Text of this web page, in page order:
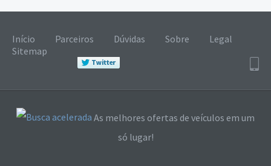
Início Parceiros Dúvidas Sobre
Legal
Sitemap
As melhores ofertas de veículos em um
só lugar!